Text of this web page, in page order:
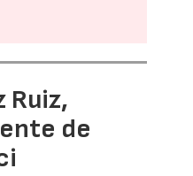
Ruiz,
de